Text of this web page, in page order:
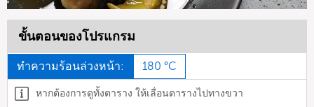
ขั้นตอนของโปรแกรม
ทำความร้อนล่วงหน้า: 180 °C
หากต้องการดูทั้งตาราง ให้เลื่อนตารางไปทางขวา